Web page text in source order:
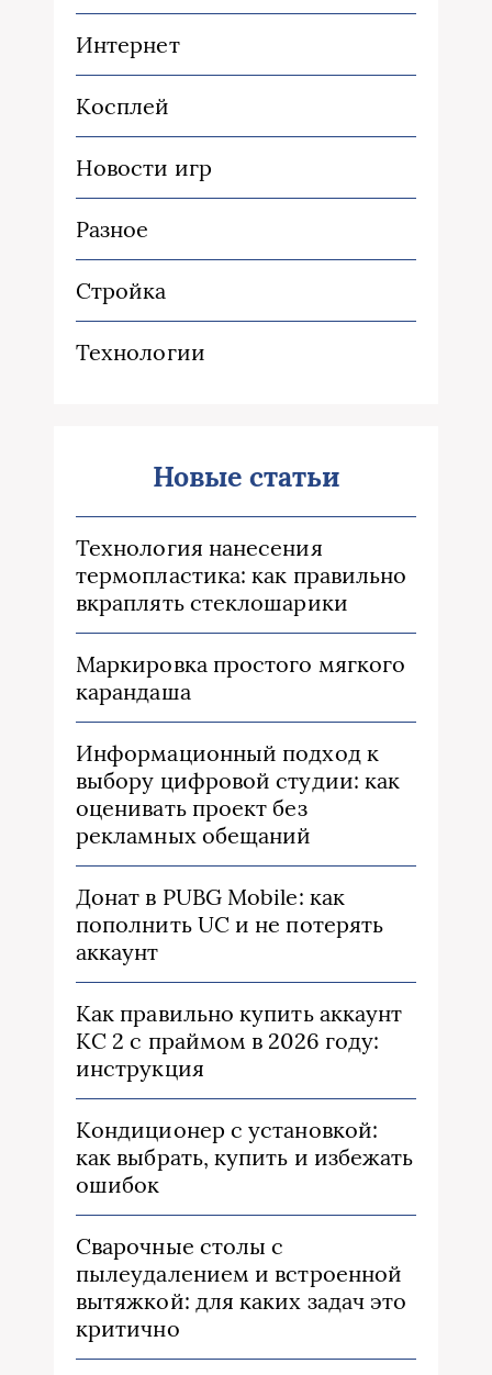
Интернет
Косплей
Новости игр
Разное
Стройка
Технологии
Новые статьи
Технология нанесения
термопластика: как правильно
вкраплять стеклошарики
Маркировка простого мягкого
карандаша
Информационный подход к
выбору цифровой студии: как
оценивать проект без
рекламных обещаний
Донат в PUBG Mobile: как
пополнить UC и не потерять
аккаунт
Как правильно купить аккаунт
КС 2 с праймом в 2026 году:
инструкция
Кондиционер с установкой:
как выбрать, купить и избежать
ошибок
Сварочные столы с
пылеудалением и встроенной
вытяжкой: для каких задач это
критично